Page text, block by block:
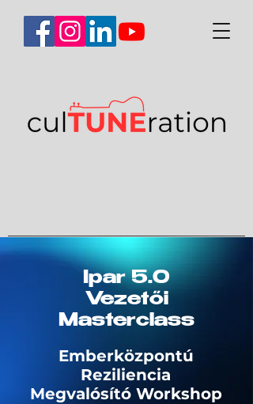
Ipar 5.0
Vezetői
Masterclass
Emberközpontú
Reziliencia
Megvalósító Workshop